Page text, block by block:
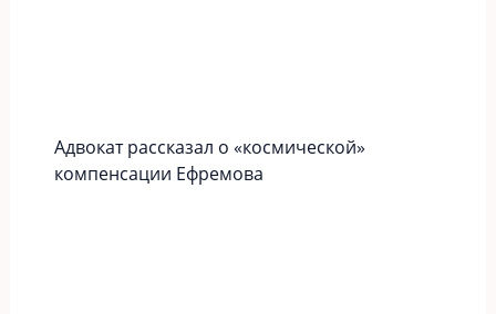
Адвокат рассказал о «космической»
компенсации Ефремова